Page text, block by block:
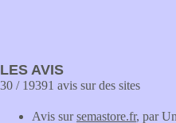
LES AVIS
30 / 19391 avis sur des sites
Avis sursemastore.fr, par